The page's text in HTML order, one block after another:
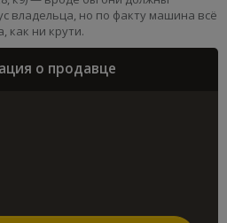
владельца, но по факту машина всё
как ни крути.
о продавце